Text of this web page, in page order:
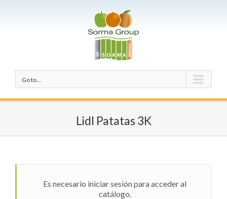
Go to...
Lidl Patatas 3K
Es necesario iniciar sesión para acceder al
catálogo.